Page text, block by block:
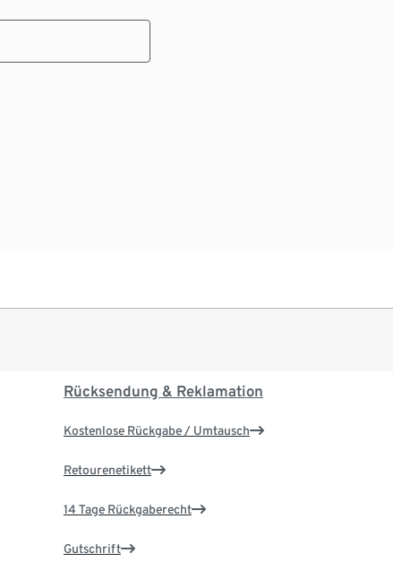
Rücksendung & Reklamation
Kostenlose Rückgabe / Umtausch
Retourenetikett
14 Tage Rückgaberecht
Gutschrift